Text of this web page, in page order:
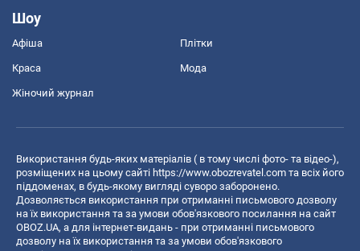
Шоу
Афіша Плітки
Краса Мода
Жіночий журнал
Використання будь-яких матеріалів ( в тому числі фото- та відео-),
розміщених на цьому сайті https://www.obozrevatel.com та всіх його
піддоменах, в будь-якому вигляді суворо заборонено.
Дозволяється використання при отриманні письмового дозволу
на їх використання та за умови обов'язкового посилання на сайт
OBOZ.UA, а для інтернет-видань - при отриманні письмового
дозволу на їх використання та за умови обов'язкового